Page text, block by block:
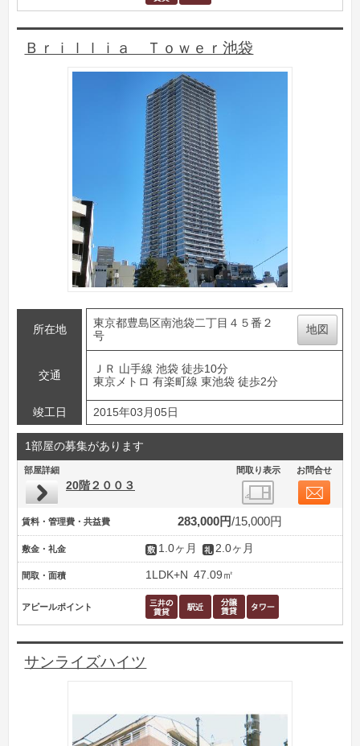
Ｂｒｉｌｌｉａ Ｔｏｗｅｒ池袋
所在地
東京都豊島区南池袋二丁目４５番２
号
地図
交通
ＪＲ 山手線 池袋 徒歩10分
東京メトロ 有楽町線 東池袋 徒歩2分
竣工日 2015年03月05日
1部屋の募集があります
部屋詳細 間取り表示 お問合せ
20階２００３
賃料・管理費・共益費 283,000円 15,000円
敷金・礼金 1.0ヶ月 2.0ヶ月
間取・面積 1LDK+N 47.09㎡
アピールポイント
サンライズハイツ